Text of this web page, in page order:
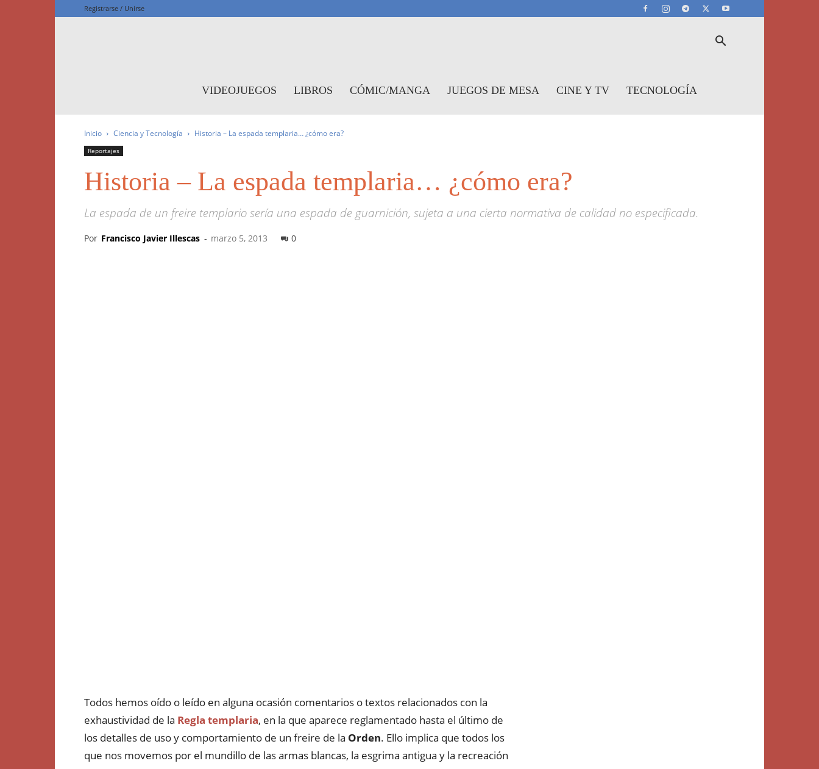
Registrarse / Unirse
VIDEOJUEGOS LIBROS CÓMIC/MANGA JUEGOS DE MESA CINE Y TV TECNOLOGÍA
Inicio Ciencia y Tecnología Historia – La espada templaria… ¿cómo era?
Reportajes
Historia – La espada templaria… ¿cómo era?
La espada de un freire templario sería una espada de guarnición, sujeta a una cierta normativa de calidad no especificada.
Por Francisco Javier Illescas - marzo 5, 2013 0
Todos hemos oído o leído en alguna ocasión comentarios o textos relacionados con la
exhaustividad de la Regla templaria, en la que aparece reglamentado hasta el último de
los detalles de uso y comportamiento de un freire de la Orden. Ello implica que todos los
que nos movemos por el mundillo de las armas blancas, la esgrima antigua y la recreación